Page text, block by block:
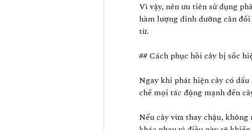
Vì vậy, nên ưu tiên sử dụng
hàm lượng dinh dưỡng cân
từ.
## Cách phục hồi cây bị sốc
Ngay khi phát hiện cây có
chế mọi tác động mạnh đến
Nếu cây vừa thay chậu,